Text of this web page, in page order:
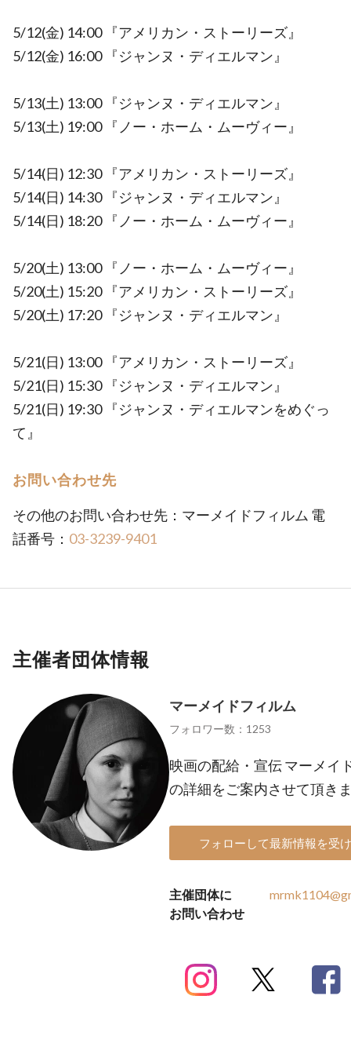
5/12(金) 14:00 『アメリカン・ストーリーズ』
5/12(金) 16:00 『ジャンヌ・ディエルマン』
5/13(土) 13:00 『ジャンヌ・ディエルマン』
5/13(土) 19:00 『ノー・ホーム・ムーヴィー』
5/14(日) 12:30 『アメリカン・ストーリーズ』
5/14(日) 14:30 『ジャンヌ・ディエルマン』
5/14(日) 18:20 『ノー・ホーム・ムーヴィー』
5/20(土) 13:00 『ノー・ホーム・ムーヴィー』
5/20(土) 15:20 『アメリカン・ストーリーズ』
5/20(土) 17:20 『ジャンヌ・ディエルマン』
5/21(日) 13:00 『アメリカン・ストーリーズ』
5/21(日) 15:30 『ジャンヌ・ディエルマン』
5/21(日) 19:30 『ジャンヌ・ディエルマンをめぐっ
て』
お問い合わせ先
その他のお問い合わせ先：マーメイドフィルム 電
話番号： 03-3239-9401
主催者団体情報
マーメイドフィルム
フォロワー数：1253
映画の配給・宣伝 マーメイ
の詳細をご案内させて頂き
フォローして最新情報を受
主催団体に
お問い合わせ